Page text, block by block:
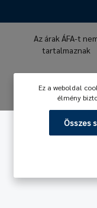
©
Az árak ÁFA-t
tartalmaznak
Ez a weboldal
élmény
Összes